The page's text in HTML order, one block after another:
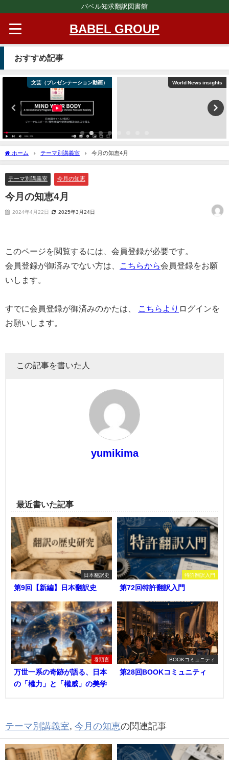
バベル知求翻訳図書館
BABEL GROUP
おすすめ記事
文芸（プレゼンテーション動画） World News insights
ホーム テーマ別講義室 今月の知恵4月
テーマ別講義室 今月の知恵
今月の知恵4月
2024年4月22日 2025年3月24日
このページを閲覧するには、会員登録が必要です。
会員登録が御済みでない方は、
こちらから会員登録をお願
いします。
すでに会員登録が御済みのかたは、 こちらより ログインを
お願いします。
この記事を書いた人
yumikima
最近書いた記事
日本翻訳史
第9回【新編】日本翻訳史
特許翻訳入門
第72回特許翻訳入門
巻頭言
万世一系の奇跡が語る、日本
の「權力」と「權威」の美学
BOOKコミュニティ
第28回BOOKコミュニティ
テーマ別講義室 今月の知恵の関連記事